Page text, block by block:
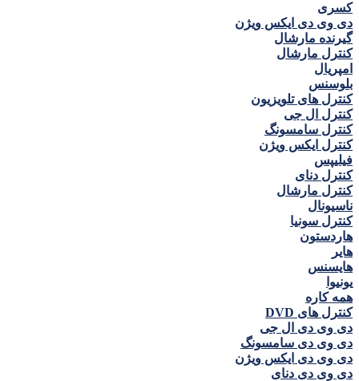
كسری
دی وی دی ايكس ويژن
گیرنده مارشال
کنترل مارشال
امپريال
بلوسنس
کنترل های تلویزیون
کنترل ال جی
کنترل سامسونگ
کنترل ايكس ويژن
فيليپس
کنترل دنای
کنترل مارشال
ناسيونال
کنترل سونيا
هاردستون
هاير
هايسنس
يونيوا
همه كاره
کنترل های DVD
دی وی دی ال جی
دی وی دی سامسونگ
دی وی دی ايكس ويژن
دی وی دی دنای